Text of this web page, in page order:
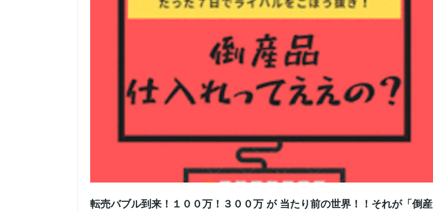
転売バブル到来！１００万！３００万 が 当たり前の世界！！それが「倒産